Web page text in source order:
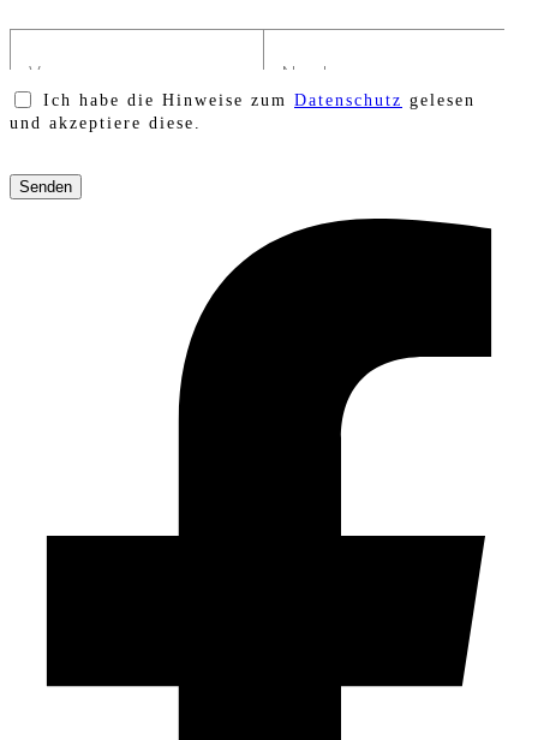
Ich habe die Hinweise zum Datenschutz gelesen
und akzeptiere diese.
lasse